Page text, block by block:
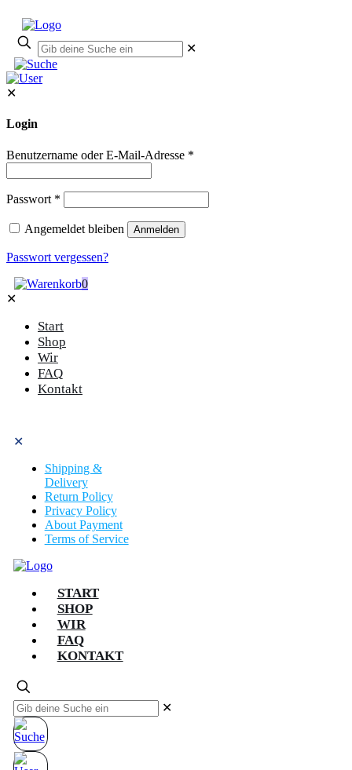
✕
✕
Login
Benutzername oder E-Mail-Adresse *
Passwort *
Angemeldet bleiben Anmelden
Passwort vergessen?
0
✕
Start
Shop
Wir
FAQ
Kontakt
✕
Shipping &
Delivery
Return Policy
Privacy Policy
About Payment
Terms of Service
START
SHOP
WIR
FAQ
KONTAKT
✕